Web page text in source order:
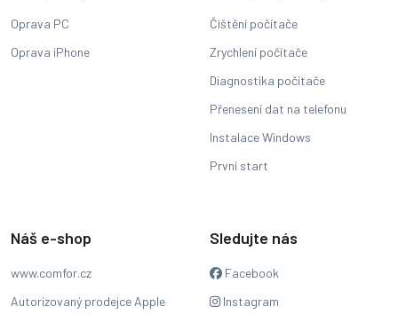
Oprava PC
Oprava iPhone
Čištění počítače
Zrychlení počítače
Diagnostika počítače
Přenesení dat na telefonu
Instalace Windows
První start
Náš e-shop
www.comfor.cz
Autorizovaný prodejce Apple
Sledujte nás
Facebook
Instagram